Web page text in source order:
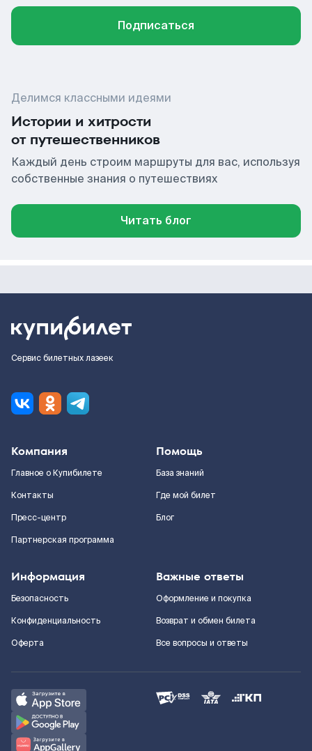
Подписаться
Делимся классными идеями
Истории и хитрости
от путешественников
Каждый день строим маршруты для вас, используя
собственные знания о путешествиях
Читать блог
Сервис билетных лазеек
Компания
Главное о Купибилете
Контакты
Пресс-центр
Партнерская программа
Помощь
База знаний
Где мой билет
Блог
Информация
Безопасность
Конфиденциальность
Оферта
Важные ответы
Оформление и покупка
Возврат и обмен билета
Все вопросы и ответы